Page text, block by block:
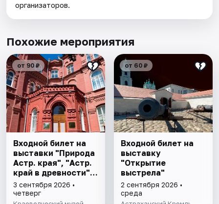
организаторов.
Похожие мероприятия
от 90 ₽
Входной билет на
выставки "Природа
Астр. края", "Астр.
край в древности",
"Заселение Астр.
края"
3 сентября 2026 •
четверг
от 60 ₽
Входной билет на
выставку
"Открытие
выстрела"
2 сентября 2026 •
среда